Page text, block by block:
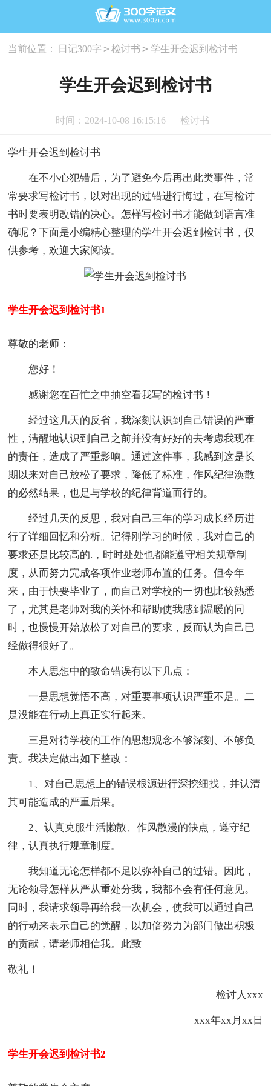
当前位置： 日记300字 > 检讨书 > 学生开会迟到检讨书
学生开会迟到检讨书
时间：2024-10-08 16:15:16 检讨书
学生开会迟到检讨书
在不小心犯错后，为了避免今后再出此类事件，常
常要求写检讨书，以对出现的过错进行悔过，在写检讨
书时要表明改错的决心。怎样写检讨书才能做到语言准
确呢？下面是小编精心整理的学生开会迟到检讨书，仅
供参考，欢迎大家阅读。
学生开会迟到检讨书1
尊敬的老师：
您好！
感谢您在百忙之中抽空看我写的检讨书！
经过这几天的反省，我深刻认识到自己错误的严重
性，清醒地认识到自己之前并没有好好的去考虑我现在
的责任，造成了严重影响。通过这件事，我感到这是长
期以来对自己放松了要求，降低了标准，作风纪律涣散
的必然结果，也是与学校的纪律背道而行的。
经过几天的反思，我对自己三年的学习成长经历进
行了详细回忆和分析。记得刚学习的时候，我对自己的
要求还是比较高的.，时时处处也都能遵守相关规章制
度，从而努力完成各项作业老师布置的任务。但今年
来，由于快要毕业了，而自己对学校的一切也比较熟悉
了，尤其是老师对我的关怀和帮助使我感到温暖的同
时，也慢慢开始放松了对自己的要求，反而认为自己已
经做得很好了。
本人思想中的致命错误有以下几点：
一是思想觉悟不高，对重要事项认识严重不足。二
是没能在行动上真正实行起来。
三是对待学校的工作的思想观念不够深刻、不够负
责。我决定做出如下整改：
1、对自己思想上的错误根源进行深挖细找，并认清
其可能造成的严重后果。
2、认真克服生活懒散、作风散漫的缺点，遵守纪
律，认真执行规章制度。
我知道无论怎样都不足以弥补自己的过错。因此，
无论领导怎样从严从重处分我，我都不会有任何意见。
同时，我请求领导再给我一次机会，使我可以通过自己
的行动来表示自己的觉醒，以加倍努力为部门做出积极
的贡献，请老师相信我。此致
敬礼！
检讨人xxx
xxx年xx月xx日
学生开会迟到检讨书2